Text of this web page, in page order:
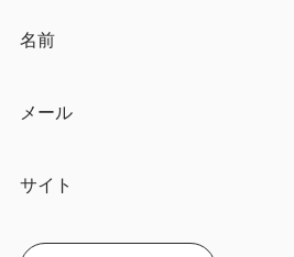
名前
メール
サイト